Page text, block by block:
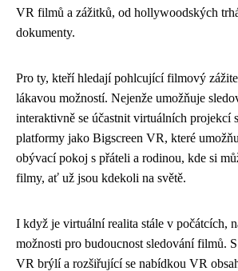
VR filmů a zážitků, od hollywoodských
dokumenty.
Pro ty, kteří hledají pohlcující filmový
lákavou možností. Nejenže umožňuje
interaktivně se účastnit virtuálních projekcí
platformy jako Bigscreen VR, které
obývací pokoj s přáteli a rodinou, kde si
filmy, ať už jsou kdekoli na světě.
I když je virtuální realita stále v počátcích,
možnosti pro budoucnost sledování filmů.
VR brýlí a rozšiřující se nabídkou VR